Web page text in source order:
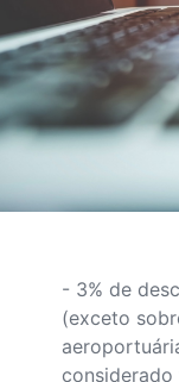
- 3% de
(exceto
considerado